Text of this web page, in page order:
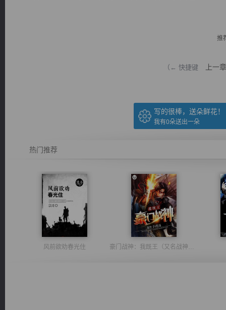
推
（← 快捷键 上一章
写的很棒，送朵鲜花！
我有0朵送出一朵
热门推荐
风前欲劝春光住 豪门战神：我既王（又名战神归来不败神婿修罗战神）